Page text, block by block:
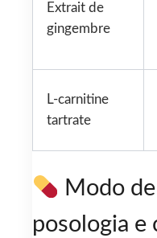
Extrait de
gingembre
L-carnitine
tartrate
Modo
posologia e